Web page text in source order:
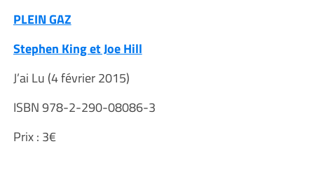
PLEIN GAZ
Stephen King et Joe Hill
J’ai Lu (4 février 2015)
ISBN 978-2-290-08086-3
Prix : 3€